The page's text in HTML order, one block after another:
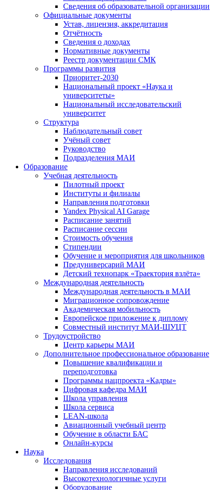
Сведения об образовательной организации
Официальные документы
Устав, лицензия, аккредитация
Отчётность
Сведения о доходах
Нормативные документы
Реестр документации СМК
Программы развития
Приоритет-2030
Национальный проект «Наука и
университеты»
Национальный исследовательский
университет
Структура
Наблюдательный совет
Учёный совет
Руководство
Подразделения МАИ
Образование
Учебная деятельность
Пилотный проект
Институты и филиалы
Направления подготовки
Yandex Physical AI Garage
Расписание занятий
Расписание сессии
Стоимость обучения
Стипендии
Обучение и мероприятия для школьников
Предуниверсарий МАИ
Детский технопарк «Траектория взлёта»
Международная деятельность
Международная деятельность в МАИ
Миграционное сопровождение
Академическая мобильность
Европейское приложение к диплому
Совместный институт МАИ-ШУЦТ
Трудоустройство
Центр карьеры МАИ
Дополнительное профессиональное образование
Повышение квалификации и
переподготовка
Программы нацпроекта «Кадры»
Цифровая кафедра МАИ
Школа управления
Школа сервиса
LEAN-школа
Авиационный учебный центр
Обучение в области БАС
Онлайн-курсы
Наука
Исследования
Направления исследований
Высокотехнологичные услуги
Оборудование